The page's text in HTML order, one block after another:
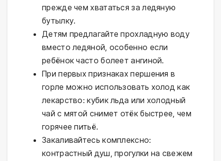
прежде чем хвататься за ледяную
бутылку.
Детям предлагайте прохладную воду
вместо ледяной, особенно если
ребёнок часто болеет ангиной.
При первых признаках першения в
горле можно использовать холод как
лекарство: кубик льда или холодный
чай с мятой снимет отёк быстрее, чем
горячее питьё.
Закаливайтесь комплексно:
контрастный душ, прогулки на свежем